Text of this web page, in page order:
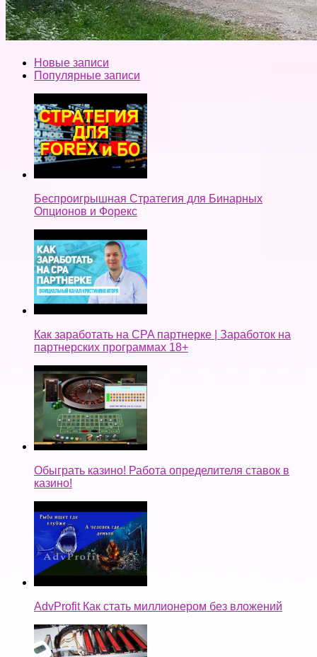
Новые записи
Популярные записи
Беспроигрышная Стратегия для Бинарных
Опционов и Форекс
Как заработать на CPA партнерке | Заработок на
партнерских программах 18+
Обыграть казино! Работа определителя ставок в
казино!
AdvProfit Как стать миллионером без вложений